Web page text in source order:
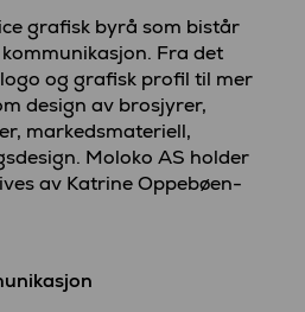
grafisk byrå som bistår
Fra det
og grafisk profil til mer
design av brosjyrer,
markedsmateriell,
Moloko AS holder
av Katrine Oppebøen-